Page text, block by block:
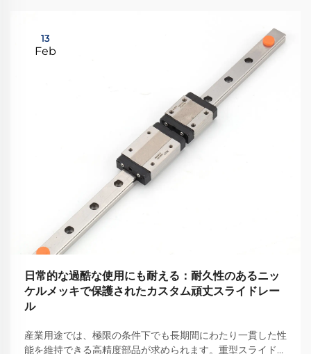
13
Feb
日常的な過酷な使用にも耐える：耐久性のあるニッ
ケルメッキで保護されたカスタム頑丈スライドレー
ル
産業用途では、極限の条件下でも長期間にわたり一貫した性
能を維持できる高精度部品が求められます。重型スライドレ